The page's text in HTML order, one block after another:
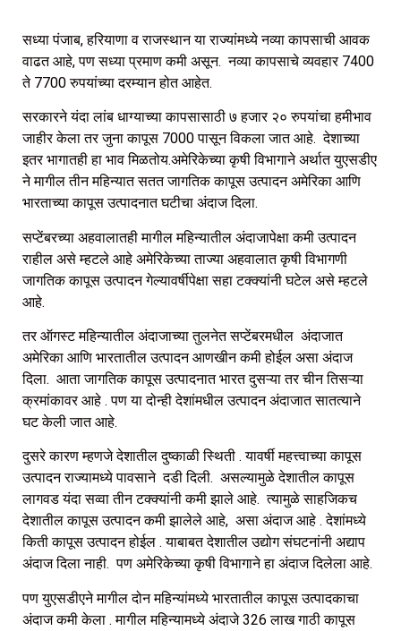
सध्या पंजाब, हरियाणा व राजस्थान या राज्यांमध्ये नव्या कापसाची आवक
वाढत आहे, पण सध्या प्रमाण कमी असून. नव्या कापसाचे व्यवहार 7400
ते 7700 रुपयांच्या दरम्यान होत आहेत.
सरकारने यंदा लांब धाग्याच्या कापसासाठी ७ हजार २० रुपयांचा हमीभाव
जाहीर केला तर जुना कापूस 7000 पासून विकला जात आहे. देशाच्या
इतर भागातही हा भाव मिळतोय.अमेरिकेच्या कृषी विभागाने अर्थात युएसडीए
ने मागील तीन महिन्यात सतत जागतिक कापूस उत्पादन अमेरिका आणि
भारताच्या कापूस उत्पादनात घटीचा अंदाज दिला.
सप्टेंबरच्या अहवालातही मागील महिन्यातील अंदाजापेक्षा कमी उत्पादन
राहील असे म्हटले आहे अमेरिकेच्या ताज्या अहवालात कृषी विभागणी
जागतिक कापूस उत्पादन गेल्यावर्षीपेक्षा सहा टक्क्यांनी घटेल असे म्हटले
आहे.
तर ऑगस्ट महिन्यातील अंदाजाच्या तुलनेत सप्टेंबरमधील अंदाजात
अमेरिका आणि भारतातील उत्पादन आणखीन कमी होईल असा अंदाज
दिला. आता जागतिक कापूस उत्पादनात भारत दुसऱ्या तर चीन तिसऱ्या
क्रमांकावर आहे . पण या दोन्ही देशांमधील उत्पादन अंदाजात सातत्याने
घट केली जात आहे.
दुसरे कारण म्हणजे देशातील दुष्काळी स्थिती . यावर्षी महत्त्वाच्या कापूस
उत्पादन राज्यामध्ये पावसाने दडी दिली. असल्यामुळे देशातील कापूस
लागवड यंदा सव्वा तीन टक्क्यांनी कमी झाले आहे. त्यामुळे साहजिकच
देशातील कापूस उत्पादन कमी झालेले आहे, असा अंदाज आहे . देशांमध्ये
किती कापूस उत्पादन होईल . याबाबत देशातील उद्योग संघटनांनी अद्याप
अंदाज दिला नाही. पण अमेरिकेच्या कृषी विभागाने हा अंदाज दिलेला आहे.
पण युएसडीएने मागील दोन महिन्यांमध्ये भारतातील कापूस उत्पादकाचा
अंदाज कमी केला . मागील महिन्यामध्ये अंदाजे 326 लाख गाठी कापूस